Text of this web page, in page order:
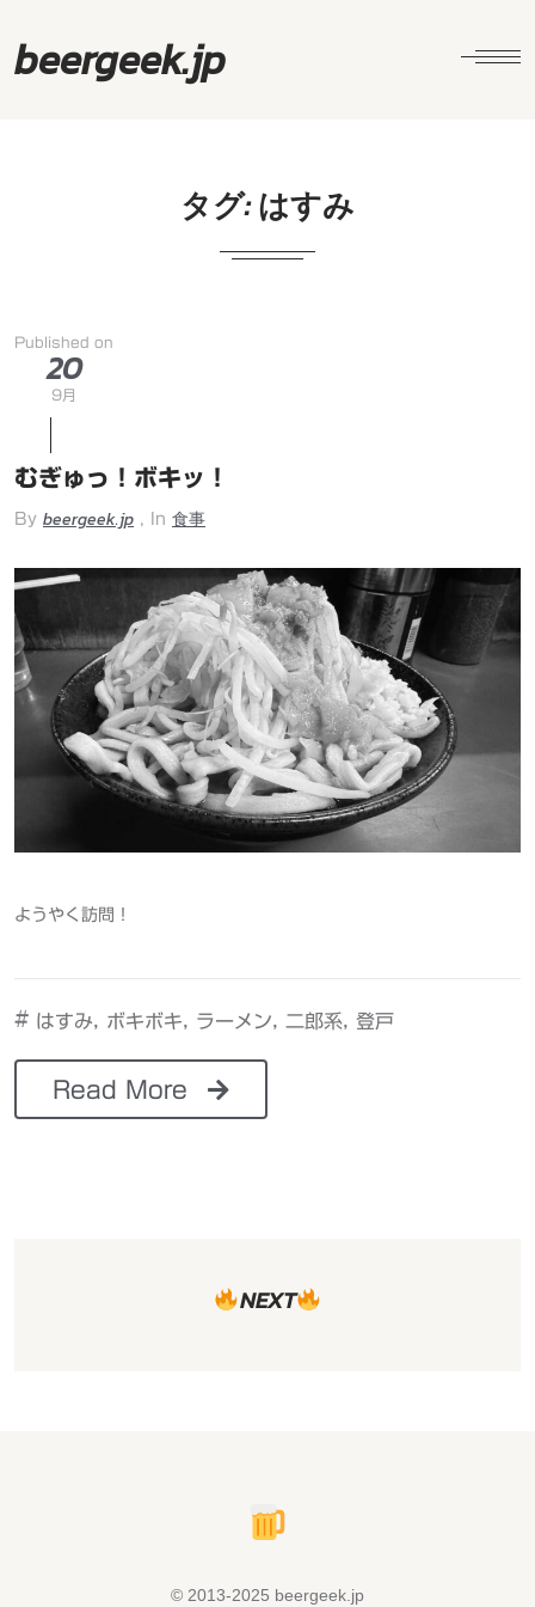
beergeek.jp
タグ:はすみ
Published on
20
9月
むぎゅっ！ボキッ！
By beergeek.jp , In 食事
ようやく訪問！
# はすみ ボキボキ ラーメン 二郎系 登戸
Read More
NEXT
© 2013-2025 beergeek.jp